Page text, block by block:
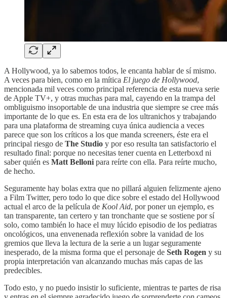
A Hollywood, ya lo sabemos todos, le encanta hablar de sí mismo.
A veces para bien, como en la mítica El juego de Hollywood,
mencionada mil veces como principal referencia de esta nueva serie
de Apple TV+, y otras muchas para mal, cayendo en la trampa del
ombliguismo insoportable de una industria que siempre se cree más
importante de lo que es. En esta era de los ultranichos y trabajando
para una plataforma de streaming cuya única audiencia a veces
parece que son los críticos a los que manda screeners, éste era el
principal riesgo de The Studio y por eso resulta tan satisfactorio el
resultado final: porque no necesitas tener cuenta en Letterboxd ni
saber quién es Matt Belloni para reírte con ella. Para reírte mucho,
de hecho.
Seguramente hay bolas extra que no pillará alguien felizmente ajeno
a Film Twitter, pero todo lo que dice sobre el estado del Hollywood
actual el arco de la película de Kool Aid, por poner un ejemplo, es
tan transparente, tan certero y tan tronchante que se sostiene por sí
solo, como también lo hace el muy lúcido episodio de los pediatras
oncológicos, una envenenada reflexión sobre la vanidad de los
gremios que lleva la lectura de la serie a un lugar seguramente
inesperado, de la misma forma que el personaje de Seth Rogen y su
propia interpretación van alcanzando muchas más capas de las
predecibles.
Todo esto, y no puedo insistir lo suficiente, mientras te partes de risa